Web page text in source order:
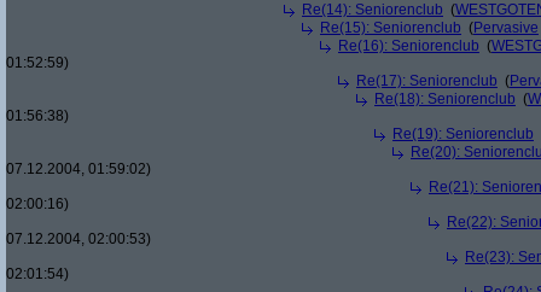
Re(14): Seniorenclub (
Re(15): Seniorenclub (Pervasive
Re(16): Seniorenclub (
01:52:59)
Re(17): Seniorenclub (
Re(18): Seniorenclub (
01:56:38)
Re(19): Seniorenclub
Re(20):
07.12.2004, 01:59:02)
Re(21):
02:00:16)
Re(22):
07.12.2004, 02:00:53)
Re(23):
02:01:54)